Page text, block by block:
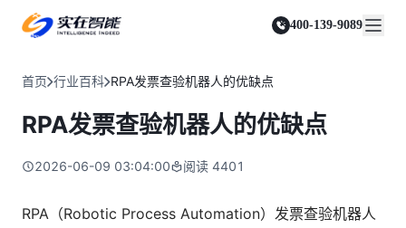
400-139-9089
人人都会用的智能体
智能文档审阅平台
实在 RPA 机器人
可靠的机器人终端
实在 RPA 控制器
全面支持国产信创生态
通信运营商
零售电商
政府及公共服务
能源及制造业
金融
运营商
资源与支持
实在学院
智能体市场
合作伙伴
客户支持
关于实在
媒体报道
视频动态
加入我们
首页 行业百科 RPA发票查验机器人的优缺点
RPA发票查验机器人的优缺点
2026-06-09 03:04:00 阅读 4401
RPA（Robotic Process Automation）发票查验机器人